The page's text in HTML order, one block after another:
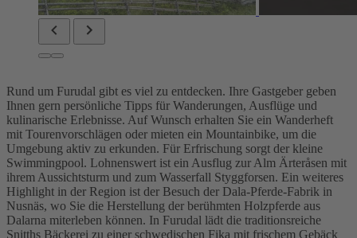
Rund um Furudal gibt es viel zu entdecken. Ihre Gastgeber geben
Ihnen gern persönliche Tipps für Wanderungen, Ausflüge und
kulinarische Erlebnisse. Auf Wunsch erhalten Sie ein Wanderheft
mit Tourenvorschlägen oder mieten ein Mountainbike, um die
Umgebung aktiv zu erkunden. Für Erfrischung sorgt der kleine
Swimmingpool. Lohnenswert ist ein Ausflug zur Alm Ärteråsen mit
ihrem Aussichtsturm und zum Wasserfall Styggforsen. Ein weiteres
Highlight in der Region ist der Besuch der Dala-Pferde-Fabrik in
Nusnäs, wo Sie die Herstellung der berühmten Holzpferde aus
Dalarna miterleben können. In Furudal lädt die traditionsreiche
Snitths Bäckerei zu einer schwedischen Fika mit frischem Gebäck